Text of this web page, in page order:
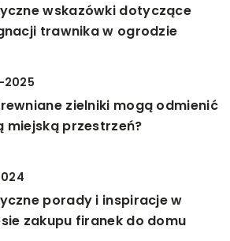
wskazówki dotyczące
trawnika w ogrodzie
2025
zielniki mogą odmienić
miejską przestrzeń?
porady i inspiracje w
zakupu firanek do domu